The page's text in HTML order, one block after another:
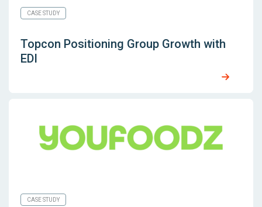
CASE STUDY
Topcon Positioning Group Growth with
EDI
CASE STUDY